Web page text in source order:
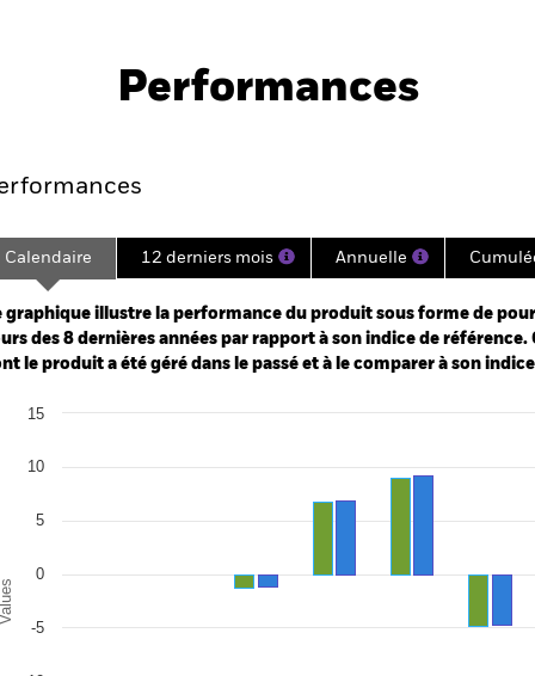
Performances
2017-11-01 00:00:00 to 2026-08-06 00:00:00.
-24 to 48.
paiement
Calendaire 12 derniers mois Annuelle
graphique illustre la performance du produit sous forme de
des 8 dernières années par rapport à son indice de
le produit a été géré dans le passé et à le comparer à son
chart with 2 data series.
chart has 1 Y axis displaying Values. Range: -20 to 15.
-5
0
5
10
15